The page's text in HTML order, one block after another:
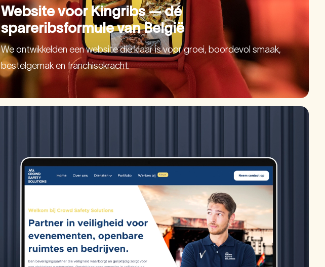
Website voor Kingribs — dé
spareribsformule van België
We ontwikkelden een website die klaar is voor groei, boordevol smaak,
bestelgemak en franchisekracht.